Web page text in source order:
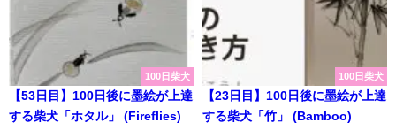
100日柴犬
【53日目】100日後に墨絵が上達
する柴犬「ホタル」 (Fireflies)
100日柴犬
【23日目】100日後に墨絵が上達
する柴犬「竹」 (Bamboo)